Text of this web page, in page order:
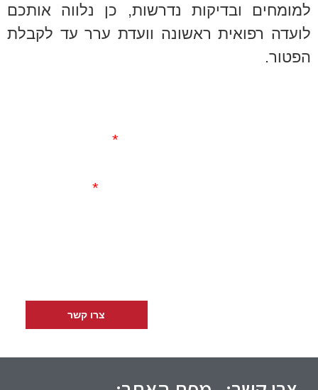
למומחים ובדיקות נדרשות, כן נלווה אותכם
לועדה רפואית ראשונה וועדת ערר עד לקבלת
הפטור.
צרו קשר